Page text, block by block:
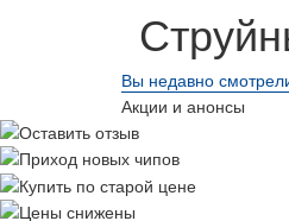
Вы недавно
Акции и анонсы